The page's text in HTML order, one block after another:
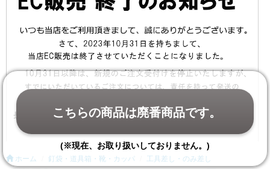
ホーム 釘袋・道具箱・靴・カッパ 工具差し・のみ差し
こちらの商品は廃番商品です。
(※現在、お取り扱いしておりません。)